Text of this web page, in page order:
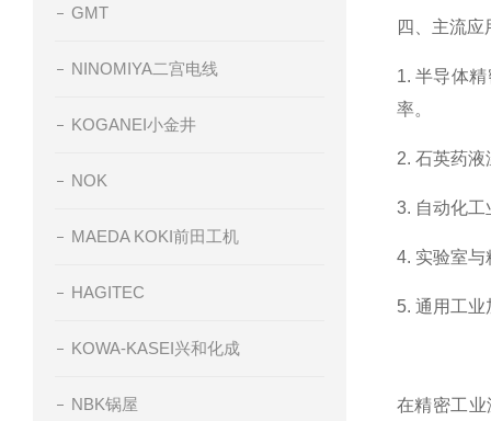
GMT
NINOMIYA二宫电线
KOGANEI小金井
NOK
MAEDA KOKI前田工机
HAGITEC
KOWA-KASEI兴和化成
NBK锅屋
四、主流应
1. 半导体
率。
2. 石英药
3. 自动化
4. 实验室
5. 通用工
在精密工